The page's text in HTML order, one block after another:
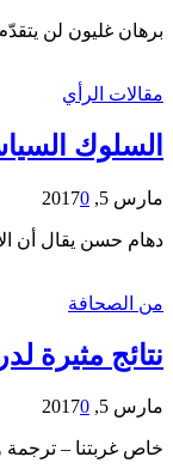
برهان غليون لن يتقدّم
مقالات الرأي
السلوك
مارس 5, 2017 0
دهام حسن يقال أن
من الصحافة
نتائج مثيرة
مارس 5, 2017 0
خاص غربتنا – ترجمة